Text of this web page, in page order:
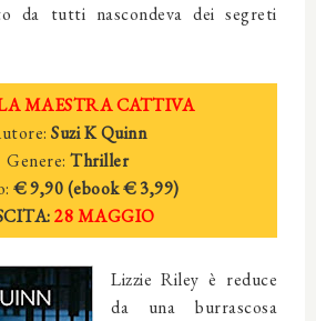
da tutti nascondeva dei segreti
MAESTRA CATTIVA
Suzi K Quinn
Genere: Thriller
€ 9,90 (ebook€ 3,99)
28 MAGGIO
Lizzie Riley è reduce
da una burrascosa